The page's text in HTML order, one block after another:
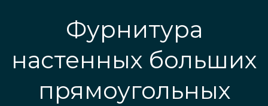
Фурнитура
настенных больших
прямоугольных